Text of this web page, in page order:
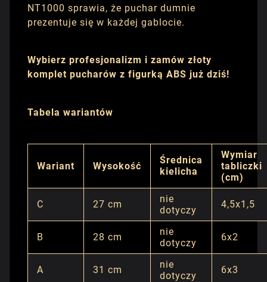
NT1000 sprawia, że puchar dumnie
prezentuje się w każdej gablocie.
Wybierz profesjonalizm i zamów złoty
komplet pucharów z figurką ABS już dziś!
Tabela wariantów
Wariant Wysokość
Średnica
kielicha
Wymiar
tabliczki
(cm)
C 27 cm
nie
dotyczy
4,5x1,5
B 28 cm
nie
dotyczy
6x2
A 31 cm
nie
dotyczy
6x3